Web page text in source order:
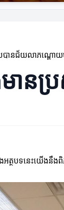
លបានជ័យលាភណ្ត
ានប្
ថបទនេះយើងនឹង